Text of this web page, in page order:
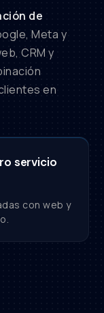
de
Meta y
CRM y
en
servicio
con web y